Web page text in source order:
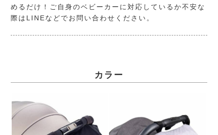
めるだけ！ご自身のベビーカーに対応しているか不安な
際はLINEなどでお問い合わせください。
カラー